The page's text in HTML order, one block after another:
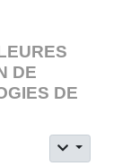
DE
DE